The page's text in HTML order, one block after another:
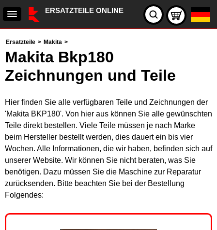
ERSATZTEILE ONLINE
Ersatzteile > Makita >
Makita Bkp180
Zeichnungen und Teile
Hier finden Sie alle verfügbaren Teile und Zeichnungen der
'Makita BKP180'. Von hier aus können Sie alle gewünschten
Teile direkt bestellen. Viele Teile müssen je nach Marke
beim Hersteller bestellt werden, dies dauert ein bis vier
Wochen. Alle Informationen, die wir haben, befinden sich auf
unserer Website. Wir können Sie nicht beraten, was Sie
benötigen. Dazu müssen Sie die Maschine zur Reparatur
zurücksenden. Bitte beachten Sie bei der Bestellung
Folgendes: